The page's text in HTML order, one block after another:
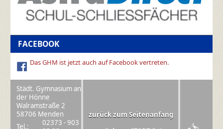
Städt. Gymnasium an
der Hönne
zurück zum Seitenanfang
Walramstraße 2
58706 Menden
Tel.:
02373 - 903
FACEBOOK
Das GHM ist jetzt auch auf Facebook vertreten.